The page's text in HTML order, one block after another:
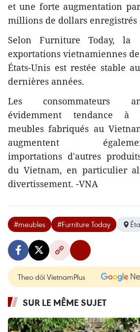
et une forte augmentation
millions de dollars enregistrés
Selon Furniture Today, la
exportations vietnamiennes
États-Unis est restée stable
dernières années.
Les consommateurs
évidemment tendance à
meubles fabriqués au
augmentent
importations d'autres
du Vietnam, en particulier
divertissement. -VNA
#meubles #Furniture Today
Theo dõi VietnamPlus
SUR LE MÊME SUJET